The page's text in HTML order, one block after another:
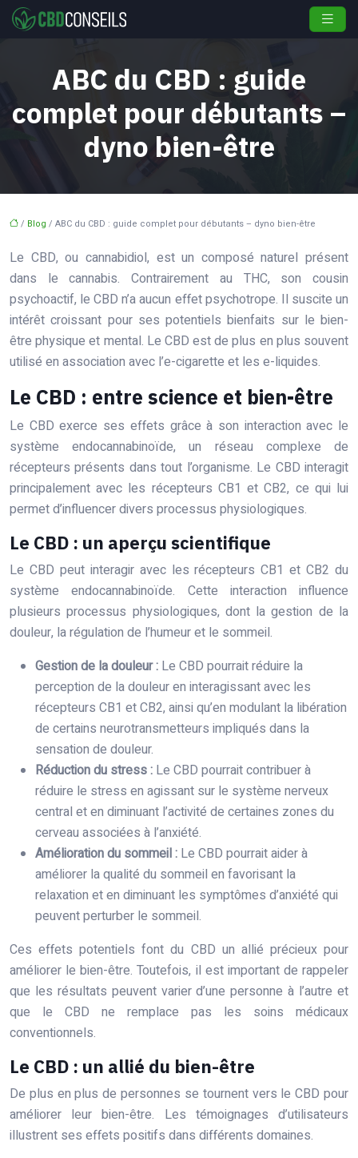
ABC du CBD : guide
complet pour débutants –
dyno bien-être
/ Blog / ABC du CBD : guide complet pour débutants – dyno bien-être
Le CBD, ou cannabidiol, est un composé naturel présent
dans le cannabis. Contrairement au THC, son cousin
psychoactif, le CBD n’a aucun effet psychotrope. Il suscite un
intérêt croissant pour ses potentiels bienfaits sur le bien-
être physique et mental. Le CBD est de plus en plus souvent
utilisé en association avec l’e-cigarette et les e-liquides.
Le CBD : entre science et bien-être
Le CBD exerce ses effets grâce à son interaction avec le
système endocannabinoïde, un réseau complexe de
récepteurs présents dans tout l’organisme. Le CBD interagit
principalement avec les récepteurs CB1 et CB2, ce qui lui
permet d’influencer divers processus physiologiques.
Le CBD : un aperçu scientifique
Le CBD peut interagir avec les récepteurs CB1 et CB2 du
système endocannabinoïde. Cette interaction influence
plusieurs processus physiologiques, dont la gestion de la
douleur, la régulation de l’humeur et le sommeil.
Gestion de la douleur : Le CBD pourrait réduire la
perception de la douleur en interagissant avec les
récepteurs CB1 et CB2, ainsi qu’en modulant la libération
de certains neurotransmetteurs impliqués dans la
sensation de douleur.
Réduction du stress : Le CBD pourrait contribuer à
réduire le stress en agissant sur le système nerveux
central et en diminuant l’activité de certaines zones du
cerveau associées à l’anxiété.
Amélioration du sommeil : Le CBD pourrait aider à
améliorer la qualité du sommeil en favorisant la
relaxation et en diminuant les symptômes d’anxiété qui
peuvent perturber le sommeil.
Ces effets potentiels font du CBD un allié précieux pour
améliorer le bien-être. Toutefois, il est important de rappeler
que les résultats peuvent varier d’une personne à l’autre et
que le CBD ne remplace pas les soins médicaux
conventionnels.
Le CBD : un allié du bien-être
De plus en plus de personnes se tournent vers le CBD pour
améliorer leur bien-être. Les témoignages d’utilisateurs
illustrent ses effets positifs dans différents domaines.